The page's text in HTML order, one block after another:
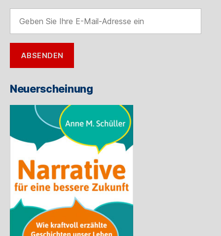
Sie
Ihre
E-
Mail-
Adresse
ABSENDEN
Neuerscheinung